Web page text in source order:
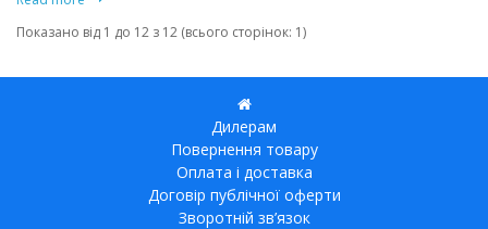
Показано від 1 до 12 з 12 (всього сторінок: 1)
Дилерам
Повернення товару
Оплата і доставка
Договір публічної оферти
Зворотній зв’язок